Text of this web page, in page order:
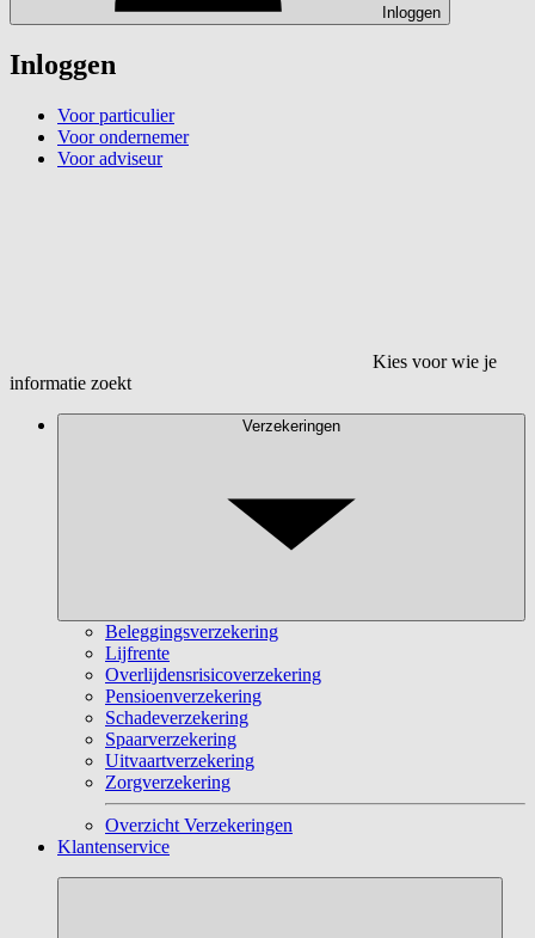
Inloggen
Inloggen
Voor particulier
Voor ondernemer
Voor adviseur
Kies voor wie je
informatie zoekt
Verzekeringen
Beleggingsverzekering
Lijfrente
Overlijdensrisicoverzekering
Pensioenverzekering
Schadeverzekering
Spaarverzekering
Uitvaartverzekering
Zorgverzekering
Overzicht Verzekeringen
Klantenservice